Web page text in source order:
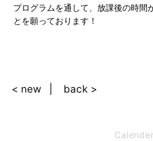
プログラムを通して、放課後の時間
とを願っております！
< new back >
Calender